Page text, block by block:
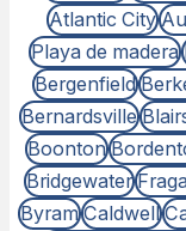
Atlantic City
Playa de madera
Bergenfield
Bernardsville
Boonton
Bridgewater
Byram Caldwell